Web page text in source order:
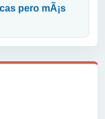
pero mÃ¡s